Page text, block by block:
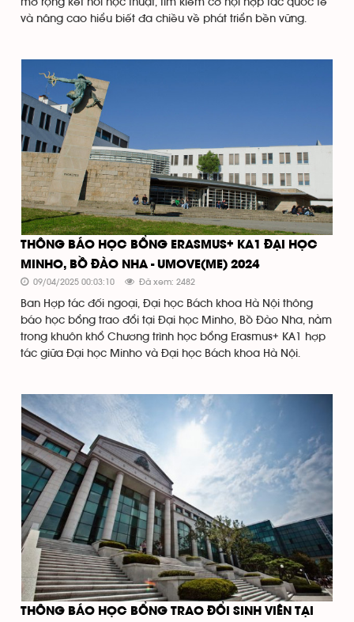
và nâng cao hiểu biết đa chiều về phát triển bền vững.
THÔNG BÁO HỌC BỔNG ERASMUS+ KA1 ĐẠI HỌC
MINHO, BỒ ĐÀO NHA - UMOVE(ME) 2024
09/04/2025 00:03:10 Đã xem: 2482
Ban Hợp tác đối ngoại, Đại học Bách khoa Hà Nội thông
báo học bổng trao đổi tại Đại học Minho, Bồ Đào Nha, nằm
trong khuôn khổ Chương trình học bổng Erasmus+ KA1 hợp
tác giữa Đại học Minho và Đại học Bách khoa Hà Nội.
THÔNG BÁO HỌC BỔNG TRAO ĐỔI SINH VIÊN TẠI